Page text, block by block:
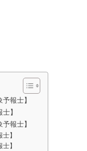
報士】
】
報士】
】
】